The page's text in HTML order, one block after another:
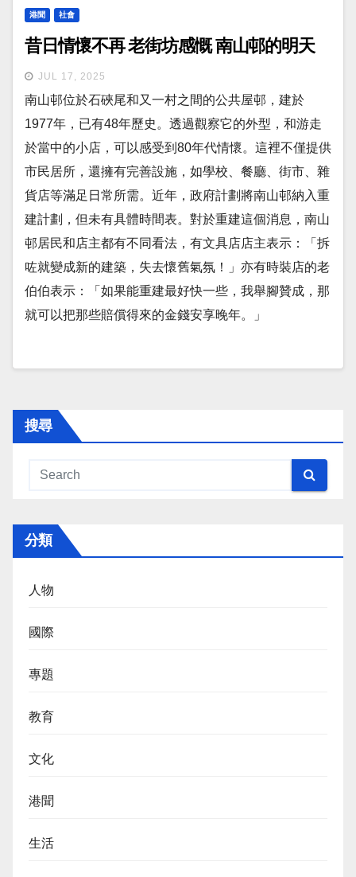
港聞 社會
昔日情懷不再 老街坊感慨 南山邨的明天
JUL 17, 2025
南山邨位於石硤尾和又一村之間的公共屋邨，建於
1977年，已有48年歷史。透過觀察它的外型，和游走
於當中的小店，可以感受到80年代情懷。這裡不僅提供
市民居所，還擁有完善設施，如學校、餐廳、街市、雜
貨店等滿足日常所需。近年，政府計劃將南山邨納入重
建計劃，但未有具體時間表。對於重建這個消息，南山
邨居民和店主都有不同看法，有文具店店主表示：「拆
咗就變成新的建築，失去懷舊氣氛！」亦有時裝店的老
伯伯表示：「如果能重建最好快一些，我舉腳贊成，那
就可以把那些賠償得來的金錢安享晚年。」
搜尋
分類
人物
國際
專題
教育
文化
港聞
生活